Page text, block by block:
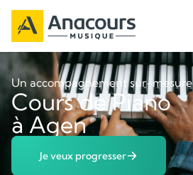
Un accompagnement sur-mesure
Cours de Piano
à Agen
Je veux progresser